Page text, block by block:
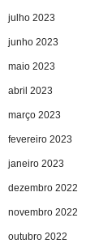
julho 2023
junho 2023
maio 2023
abril 2023
março 2023
fevereiro 2023
janeiro 2023
dezembro 2022
novembro 2022
outubro 2022